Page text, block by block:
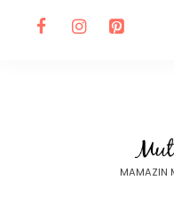
MAMAZIN